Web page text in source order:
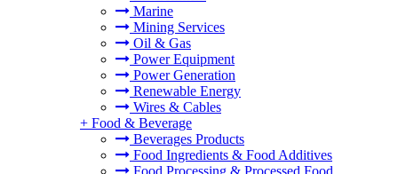
Marine
Mining Services
Oil & Gas
Power Equipment
Power Generation
Renewable Energy
Wires & Cables
+ Food & Beverage
Beverages Products
Food Ingredients & Food Additives
Food Processing & Processed Food